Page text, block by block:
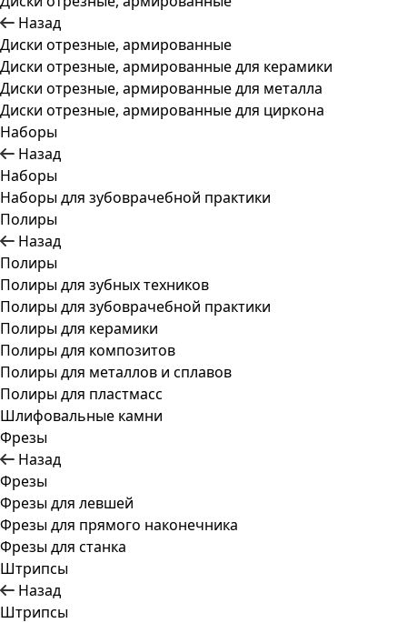
Назад
Диски отрезные, армированные
Диски отрезные, армированные для керамики
Диски отрезные, армированные для металла
Диски отрезные, армированные для циркона
Наборы
Назад
Наборы
Наборы для зубоврачебной практики
Полиры
Назад
Полиры
Полиры для зубных техников
Полиры для зубоврачебной практики
Полиры для керамики
Полиры для композитов
Полиры для металлов и сплавов
Полиры для пластмасс
Шлифовальные камни
Фрезы
Назад
Фрезы
Фрезы для левшей
Фрезы для прямого наконечника
Фрезы для станка
Штрипсы
Назад
Штрипсы